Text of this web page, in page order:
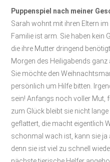
Puppenspiel nach meiner
Sarah wohnt mit ihren Eltern
Familie ist arm. Sie haben kein
die ihre Mutter dringend
Morgen des Heiligabends ganz
Sie möchte den
persönlich um Hilfe bitten.
sein! Anfangs noch voller Mut,
zum Glück bleibt sie nicht
geflattert, die macht eigentlich
schonmal wach ist, kann sie ja
denn sie ist viel zu schnell